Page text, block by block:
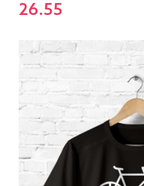
26.55